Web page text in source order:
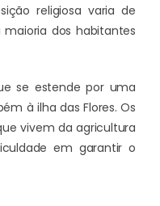
religiosa varia de
dos habitantes
se estende por uma
à ilha das Flores. Os
vivem da agricultura
em garantir o